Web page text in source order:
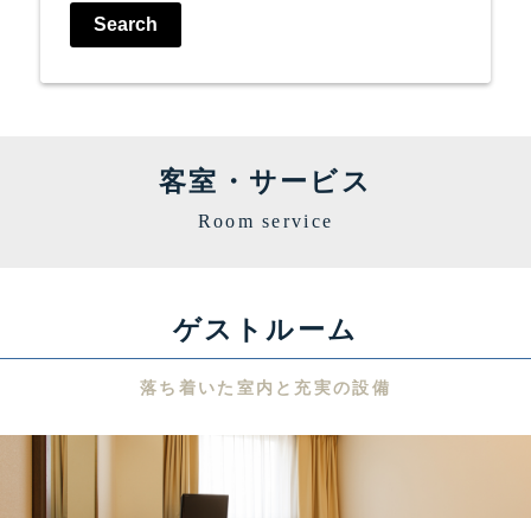
Search
客室・サービス
Room service
ゲストルーム
落ち着いた室内と充実の設備